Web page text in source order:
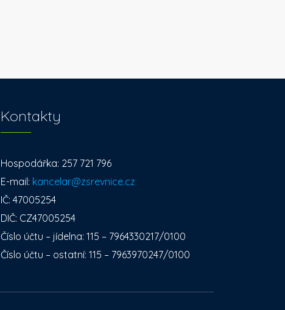
Kontakty
Hospodářka: 257 721 796
E-mail: kancelar@zsrevnice.cz
IČ: 47005254
DIČ: CZ47005254
Číslo účtu – jídelna: 115 – 7964330217/0100
Číslo účtu – ostatní: 115 – 7963970247/0100